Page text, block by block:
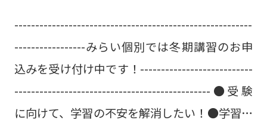
---------------------------------------------------------
-----------------みらい個別では冬期講習のお申
込みを受け付け中です！---------------------------
-----------------------------------------------●受験
に向けて、学習の不安を解消したい！●学習ペ